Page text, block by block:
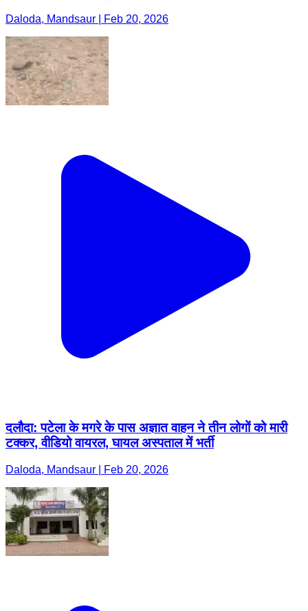
Daloda, Mandsaur | Feb 20, 2026
दलौदा: पटेला के मगरे के पास अज्ञात वाहन ने तीन लोगों को मारी
टक्कर, वीडियो वायरल, घायल अस्पताल में भर्ती
Daloda, Mandsaur | Feb 20, 2026